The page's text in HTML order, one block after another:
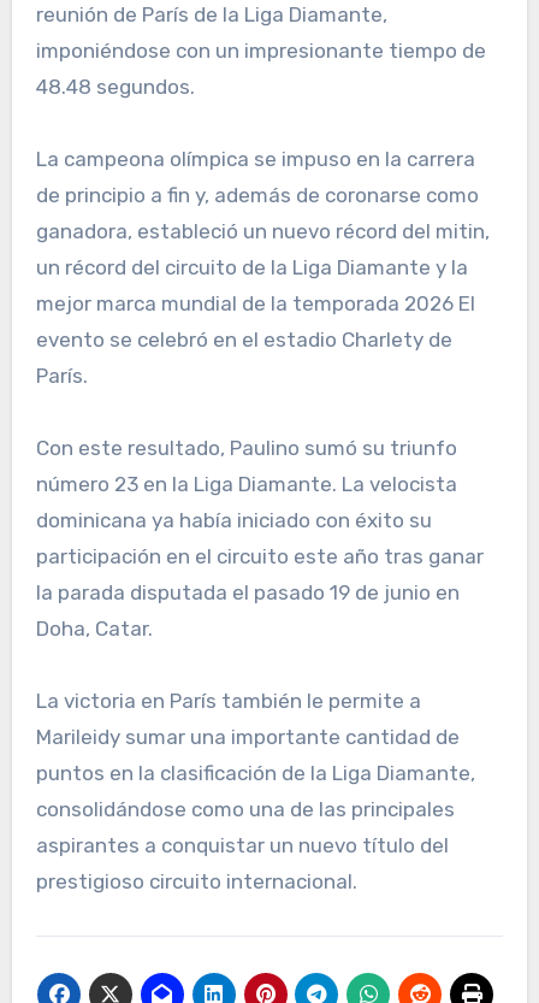
reunión de París de la Liga Diamante,
imponiéndose con un impresionante tiempo de
48.48 segundos.
La campeona olímpica se impuso en la carrera
de principio a fin y, además de coronarse como
ganadora, estableció un nuevo récord del mitin,
un récord del circuito de la Liga Diamante y la
mejor marca mundial de la temporada 2026 El
evento se celebró en el estadio Charlety de
París.
Con este resultado, Paulino sumó su triunfo
número 23 en la Liga Diamante. La velocista
dominicana ya había iniciado con éxito su
participación en el circuito este año tras ganar
la parada disputada el pasado 19 de junio en
Doha, Catar.
La victoria en París también le permite a
Marileidy sumar una importante cantidad de
puntos en la clasificación de la Liga Diamante,
consolidándose como una de las principales
aspirantes a conquistar un nuevo título del
prestigioso circuito internacional.